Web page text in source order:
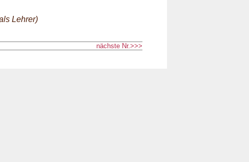
Lehrer)
nächste Nr.>>>